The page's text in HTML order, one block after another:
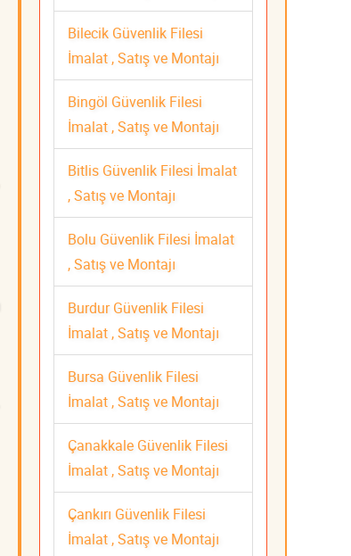
Bilecik Güvenlik Filesi
İmalat , Satış ve Montajı
Bingöl Güvenlik Filesi
İmalat , Satış ve Montajı
Bitlis Güvenlik Filesi İmalat
, Satış ve Montajı
Bolu Güvenlik Filesi İmalat
, Satış ve Montajı
Burdur Güvenlik Filesi
İmalat , Satış ve Montajı
Bursa Güvenlik Filesi
İmalat , Satış ve Montajı
Çanakkale Güvenlik Filesi
İmalat , Satış ve Montajı
Çankırı Güvenlik Filesi
İmalat , Satış ve Montajı